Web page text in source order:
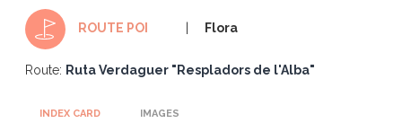
ROUTE POI Flora
Route: Ruta Verdaguer "Respladors de l'Alba"
INDEX CARD IMAGES